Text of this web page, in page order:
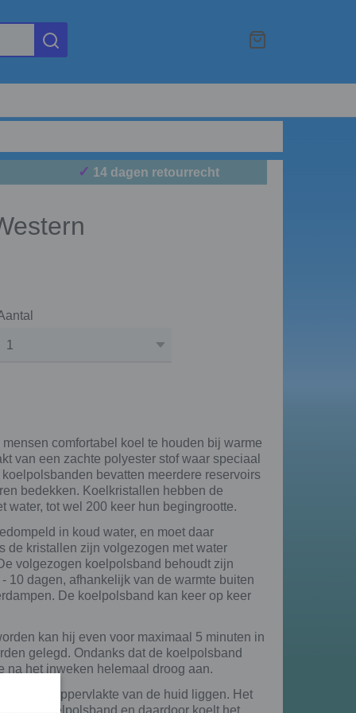
✓ 14 dagen retourrecht
comfortabel koel te houden bij warme
van een zachte polyester stof waar speciaal
bevatten meerdere reservoirs
bedekken. Koelkristallen hebben de
water, tot wel 200 keer hun begingrootte.
in koud water, en moet daar
de kristallen zijn volgezogen met water
volgezogen koelpolsband behoudt zijn
10 dagen, afhankelijk van de warmte buiten
De koelpolsband kan keer op keer
kan hij even voor maximaal 5 minuten in
gelegd. Ondanks dat de koelpolsband
na het inweken helemaal droog aan.
aan de oppervlakte van de huid liggen. Het
de koelpolsband en daardoor koelt het